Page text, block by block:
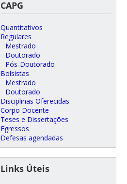
CAPG
Quantitativos
Regulares
Mestrado
Doutorado
Pós-Doutorado
Bolsistas
Mestrado
Doutorado
Disciplinas Oferecidas
Corpo Docente
Teses e Dissertações
Egressos
Defesas agendadas
Links Úteis